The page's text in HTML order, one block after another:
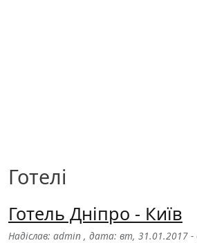
Готелі
Готель Дніпро - Київ
Надіслав: admin , дата: вт, 31.01.2017 -